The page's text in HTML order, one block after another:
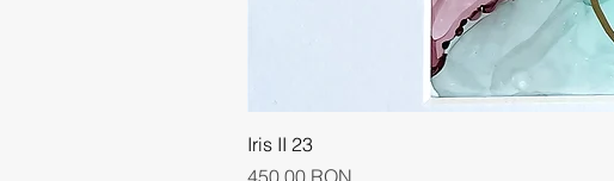
Iris II 23
Preț